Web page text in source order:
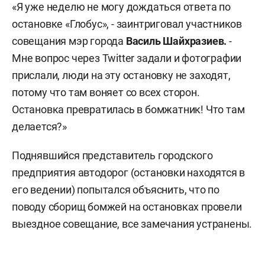
«Я уже неделю не могу дождаться ответа по
остановке «Глобус», - заинтриговал участников
совещания мэр города Василь Шайхразиев. -
Мне вопрос через Twitter задали и фотографии
прислали, люди на эту остановку не заходят,
потому что там воняет со всех сторон.
Остановка превратилась в бомжатник! Что там
делается?»
Поднявшийся представитель городского
предприятия автодорог (остановки находятся в
его ведении) попытался объяснить, что по
поводу сборищ бомжей на остановках провели
выездное совещание, все замечания устранены.